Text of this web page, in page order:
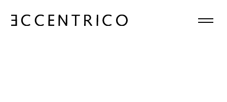
HOME